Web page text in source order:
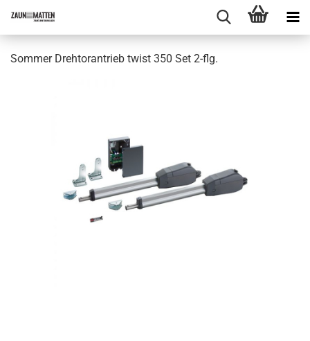
Sommer Drehtorantrieb twist 350 Set 2-flg.